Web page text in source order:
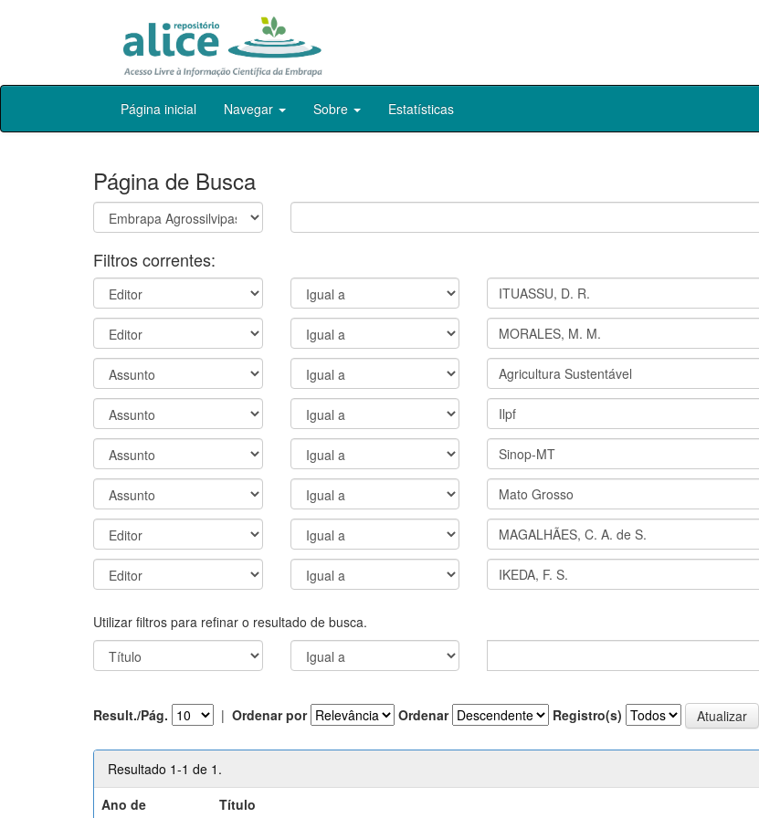
Skip
Página inicial Navegar Sobre Estatísticas
Página de Busca
Filtros correntes:
Utilizar filtros para refinar o resultado de busca.
Result./Pág. | Ordenar por Ordenar Registro(s)
Resultado 1-1 de 1.
Ano de
Título